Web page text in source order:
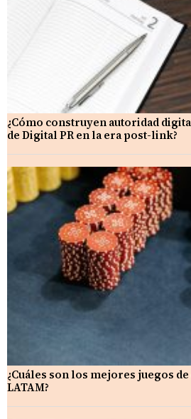
¿Cómo construyen autoridad
de Digital PR en la era post-link?
¿Cuáles son los mejores juegos
LATAM?